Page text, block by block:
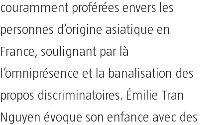
couramment proférées envers les
personnes d’origine asiatique en
France, soulignant par là
l’omniprésence et la banalisation des
propos discriminatoires. Émilie Tran
Nguyen évoque son enfance avec des